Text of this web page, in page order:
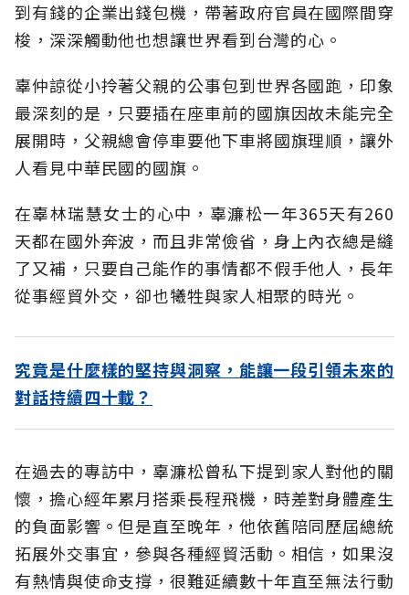
到有錢的企業出錢包機，帶著政府官員在國際間穿
梭，深深觸動他也想讓世界看到台灣的心。
辜仲諒從小拎著父親的公事包到世界各國跑，印象
最深刻的是，只要插在座車前的國旗因故未能完全
展開時，父親總會停車要他下車將國旗理順，讓外
人看見中華民國的國旗。
在辜林瑞慧女士的心中，辜濂松一年365天有260
天都在國外奔波，而且非常儉省，身上內衣總是縫
了又補，只要自己能作的事情都不假手他人，長年
從事經貿外交，卻也犧牲與家人相聚的時光。
究竟是什麼樣的堅持與洞察，能讓一段引領未來的
對話持續四十載？
在過去的專訪中，辜濂松曾私下提到家人對他的關
懷，擔心經年累月搭乘長程飛機，時差對身體產生
的負面影響。但是直至晚年，他依舊陪同歷屆總統
拓展外交事宜，參與各種經貿活動。相信，如果沒
有熱情與使命支撐，很難延續數十年直至無法行動